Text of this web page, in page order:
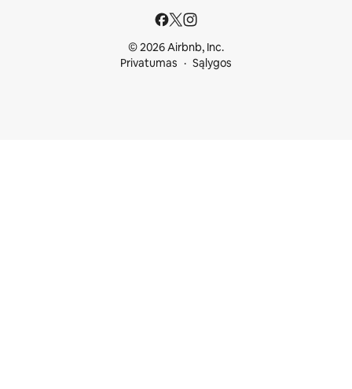
© 2026 Airbnb, Inc.
Privatumas
Sąlygos